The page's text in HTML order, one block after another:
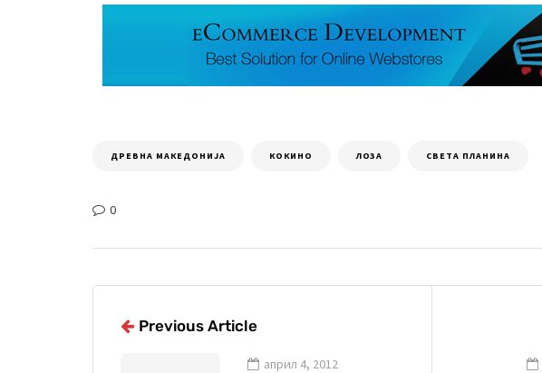
ДРЕВНА МАКЕДОНИЈА КОКИНО ЛОЗА СВЕТА ПЛАНИНА
0
Previous Article
април 4, 2012